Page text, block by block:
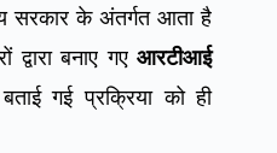
सरकार के अंतर्गत आता है
बनाए गएआरटीआई
गई प्रक्रिया को ही